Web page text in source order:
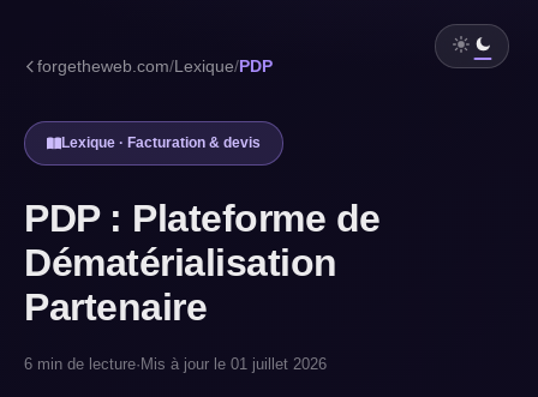
forgetheweb.com/Lexique/ PDP
Lexique · Facturation & devis
PDP : Plateforme de
Dématérialisation
Partenaire
6 min de lecture· Mis à jour le 01 juillet 2026